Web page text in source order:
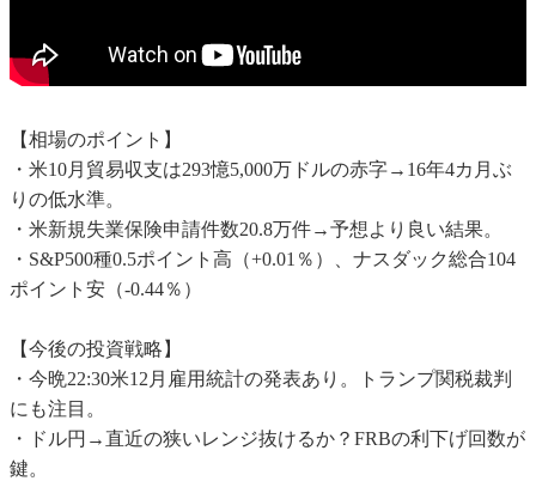
【相場のポイント】
・米10月貿易収支は293憶5,000万ドルの赤字→16年4カ月ぶ
りの低水準。
・米新規失業保険申請件数20.8万件→予想より良い結果。
・S&P500種0.5ポイント高（+0.01％）、ナスダック総合104
ポイント安（-0.44％）
【今後の投資戦略】
・今晩22:30米12月雇用統計の発表あり。トランプ関税裁判
にも注目。
・ドル円→直近の狭いレンジ抜けるか？FRBの利下げ回数が
鍵。